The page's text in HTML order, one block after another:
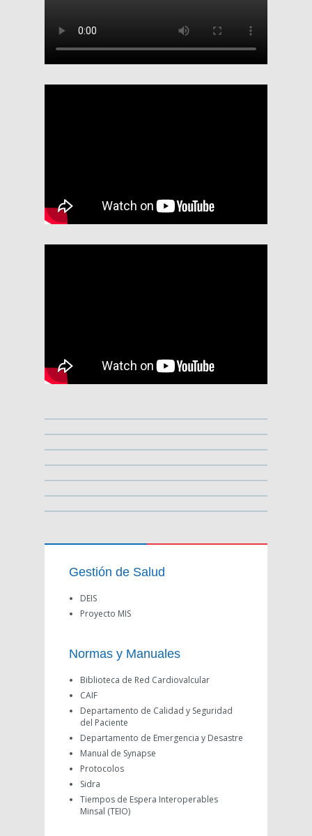
Exámen Gusanos
Gestión de Salud
DEIS
Proyecto MIS
Normas y Manuales
Biblioteca de Red Cardiovalcular
CAIF
Departamento de Calidad y Seguridad
del Paciente
Departamento de Emergencia y Desastre
Manual de Synapse
Protocolos
Sidra
Tiempos de Espera Interoperables
Minsal (TEIO)